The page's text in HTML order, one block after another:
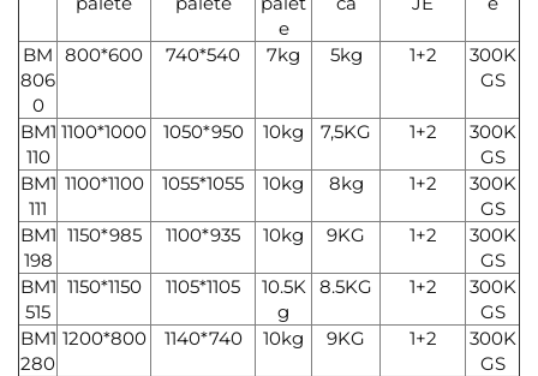
e
BM
806
0
800*600 740*540 7kg 5kg 1+2
300K
GS
BM1
110
1100*1000 1050*950 10kg 7,5KG 1+2
300K
GS
BM1
111
1100*1100 1055*1055 10kg 8kg 1+2
300K
GS
BM1
198
1150*985 1100*935 10kg 9KG 1+2
300K
GS
BM1
515
1150*1150 1105*1105
10.5K
g
8.5KG 1+2
300K
GS
BM1
280
1200*800 1140*740 10kg 9KG 1+2
300K
GS